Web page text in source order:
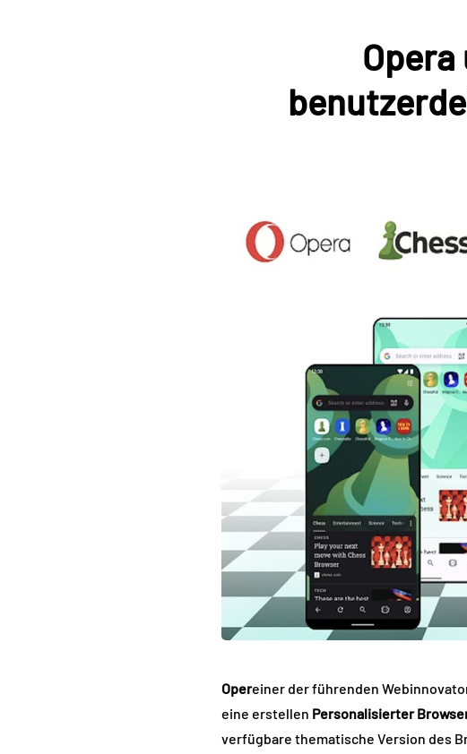
Opereiner der führenden
eine erstellen Personalisierter
verfügbare thematische Version des